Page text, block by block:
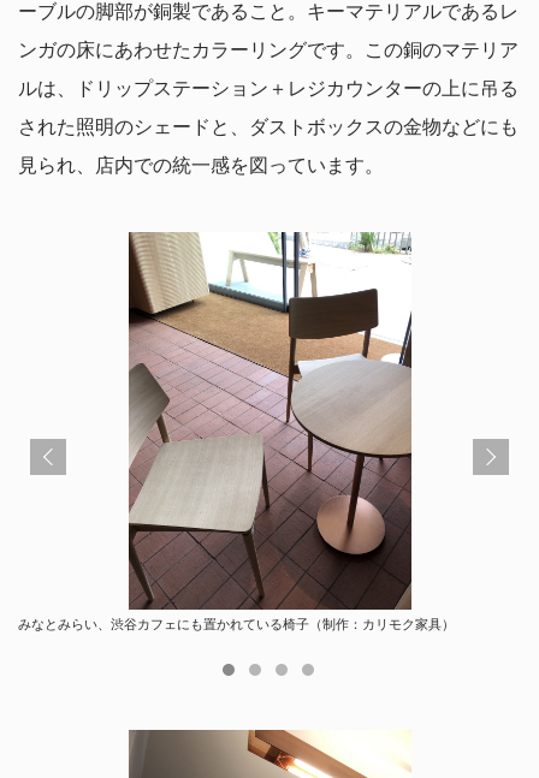
ーブルの脚部が銅製であること。キーマテリアルであるレ
ンガの床にあわせたカラーリングです。この銅のマテリア
ルは、ドリップステーション＋レジカウンターの上に吊る
された照明のシェードと、ダストボックスの金物などにも
見られ、店内での統一感を図っています。
みなとみらい、渋谷カフェにも置かれている椅子（制作：カリモク家具）
飲み残しを受ける部分もマテリアルを統一（みなとみらいカフェではシルバー色の部
カウンターの前面はモールテックスの左官仕上げ。地元・群馬の西澤工業が施工
壁側 ベンチと丸テーブル